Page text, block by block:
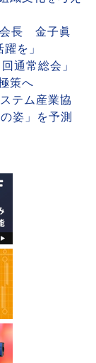
会長 金子眞
を」
回通常総会」
策へ
テム産業協
姿」を予測